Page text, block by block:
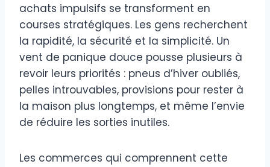
achats impulsifs se transforment en
courses stratégiques. Les gens recherchent
la rapidité, la sécurité et la simplicité. Un
vent de panique douce pousse plusieurs à
revoir leurs priorités : pneus d’hiver oubliés,
pelles introuvables, provisions pour rester à
la maison plus longtemps, et même l’envie
de réduire les sorties inutiles.
Les commerces qui comprennent cette